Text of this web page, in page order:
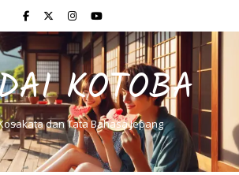
KOTOBA
dan Tata Bahasa Jepang